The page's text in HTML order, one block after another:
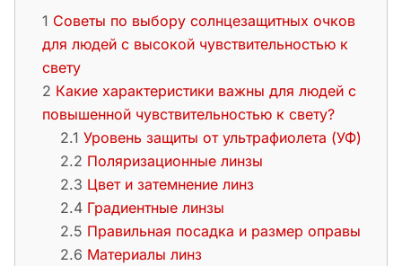
Советы по выбору солнцезащитных очков
для людей с высокой чувствительностью к
свету
Какие характеристики важны для людей с
повышенной чувствительностью к свету?
Уровень защиты от ультрафиолета (УФ)
Поляризационные линзы
Цвет и затемнение линз
Градиентные линзы
Правильная посадка и размер оправы
Материалы линз